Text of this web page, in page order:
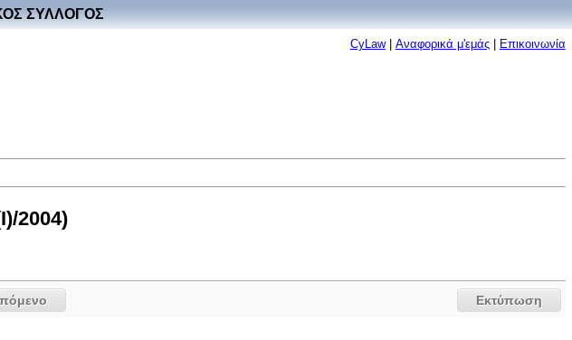
ΣΥΛΛΟΓΟΣ
CyLaw| Αναφορικά μ'εμάς| Επικοινωνία
2004)
Εκτύπωση